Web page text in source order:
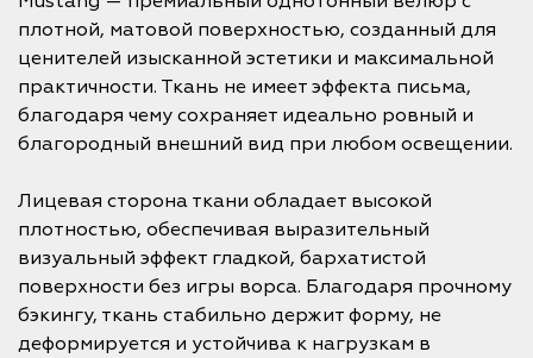
плотной, матовой поверхностью, созданный для
ценителей изысканной эстетики и максимальной
практичности. Ткань не имеет эффекта письма,
благодаря чему сохраняет идеально ровный и
благородный внешний вид при любом освещении.
Лицевая сторона ткани обладает высокой
плотностью, обеспечивая выразительный
визуальный эффект гладкой, бархатистой
поверхности без игры ворса. Благодаря прочному
бэкингу, ткань стабильно держит форму, не
деформируется и устойчива к нагрузкам в